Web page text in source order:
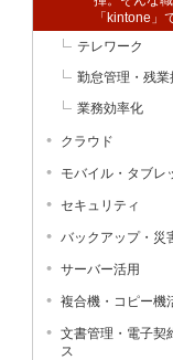
「kintone」
テレワーク
勤怠管理・残業
業務効率化
クラウド
モバイル・タブレ
セキュリティ
バックアップ・災
サーバー活用
複合機・コピー機
文書管理・電子契
ス